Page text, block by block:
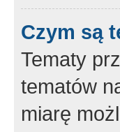
Czym są
Tematy
tematów
miarę